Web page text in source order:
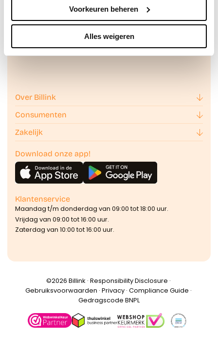
moment wijzigen of intrekken via de zwevende knop
en
Voorkeuren beheren
Alles weigeren
Over Billink
Consumenten
Zakelijk
Download onze app!
Klantenservice
Maandag t/m donderdag van 09:00 tot 18:00 uur.
Vrijdag van 09:00 tot 16:00 uur.
Zaterdag van 10:00 tot 16:00 uur.
©️2026 Billink · Responsibility Disclosure ·
Gebruiksvoorwaarden · Privacy· Compliance Guide ·
Gedragscode BNPL